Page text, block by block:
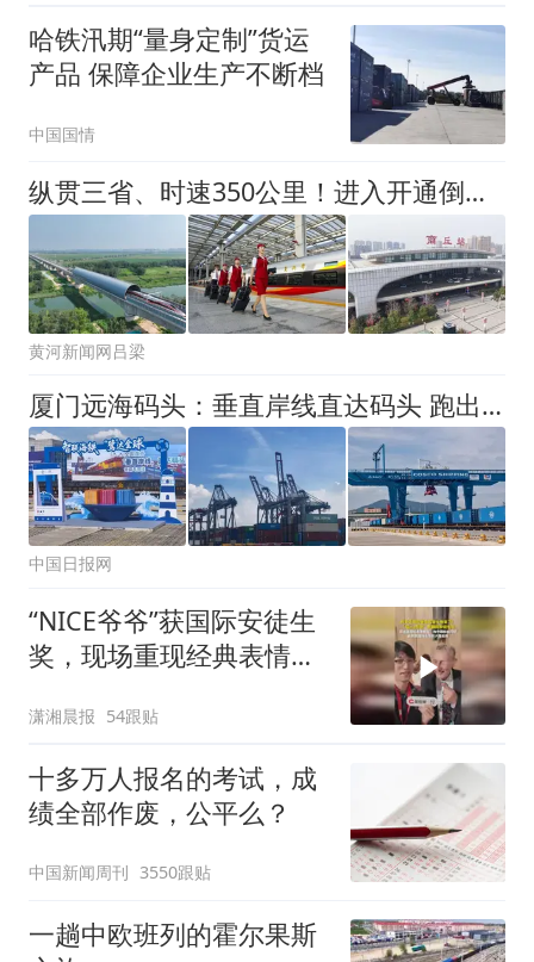
哈铁汛期“量身定制”货运
产品 保障企业生产不断档
中国国情
纵贯三省、时速350公里！进入开通倒计时！
黄河新闻网吕梁
厦门远海码头：垂直岸线直达码头 跑出海铁联运“加速度”
中国日报网
“NICE爷爷”获国际安徒生
奖，现场重现经典表情
潇湘晨报 54跟贴
十多万人报名的考试，成
绩全部作废，公平么？
中国新闻周刊 3550跟贴
一趟中欧班列的霍尔果斯